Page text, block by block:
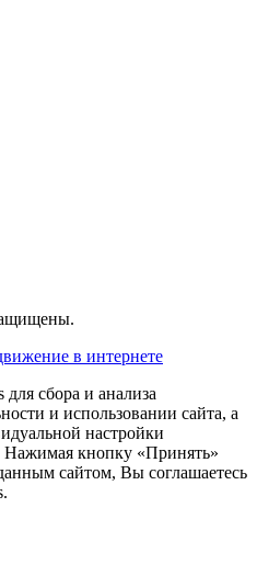
в интернете
сбора и анализа
и использовании сайта, а
настройки
Нажимая кнопку «Принять»
сайтом, Вы соглашаетесь